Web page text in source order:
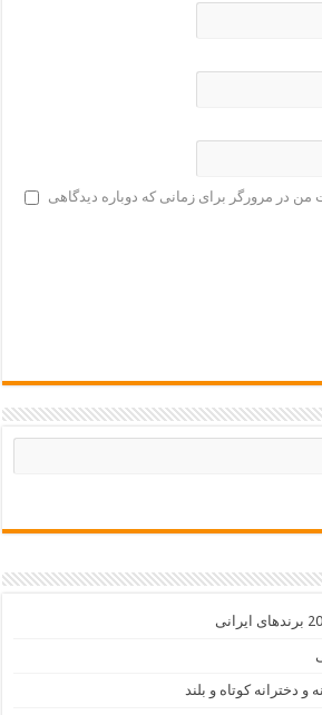
من در مرورگر برای زمانی که دوباره دیدگاهی
و دخترانه کوتاه و بلند